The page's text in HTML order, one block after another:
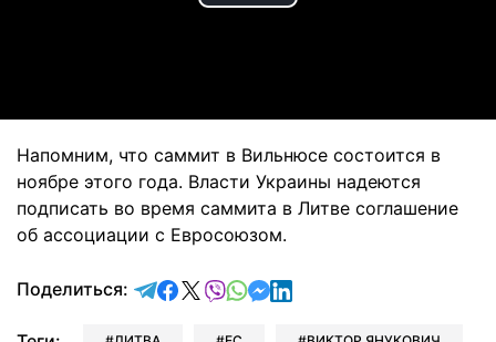
Напомним, что саммит в Вильнюсе состоится в
ноябре этого года. Власти Украины надеются
подписать во время саммита в Литве соглашение
об ассоциации с Евросоюзом.
Поделиться: отправить в Telegram
поделиться в Facebook
поделиться в X
отправить в Viber
отправить в Whatsapp
отправить в Messenger
отправить в LinkedIn